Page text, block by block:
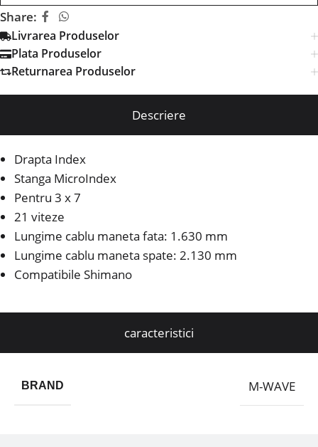
Share:
Livrarea Produselor
Plata Produselor
Returnarea Produselor
Descriere
Drapta Index
Stanga MicroIndex
Pentru 3 x 7
21 viteze
Lungime cablu maneta fata: 1.630 mm
Lungime cablu maneta spate: 2.130 mm
Compatibile Shimano
caracteristici
BRAND M-WAVE